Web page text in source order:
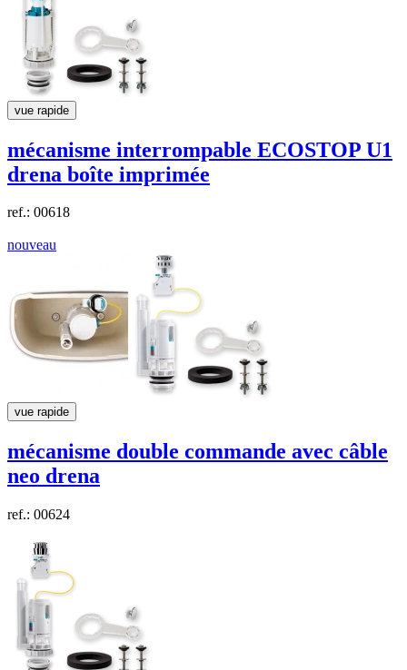
vue rapide
mécanisme interrompable ECOSTOP U1
drena boîte imprimée
ref.: 00618
nouveau
vue rapide
mécanisme double commande avec câble
neo drena
ref.: 00624